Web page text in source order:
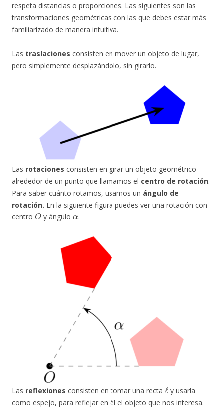
respeta distancias o proporciones. Las siguientes son las
transformaciones geométricas con las que debes estar más
familiarizado de manera intuitiva.
Las traslaciones consisten en mover un objeto de lugar,
pero simplemente desplazándolo, sin girarlo.
Las rotaciones consisten en girar un objeto geométrico
alrededor de un punto que llamamos el centro de rotación.
Para saber cuánto rotamos, usamos un ángulo de
rotación. En la siguiente figura puedes ver una rotación con
centro
O
y ángulo
α
.
Las reflexiones consisten en tomar una recta
ℓ
y usarla
como espejo, para reflejar en él el objeto que nos interesa.